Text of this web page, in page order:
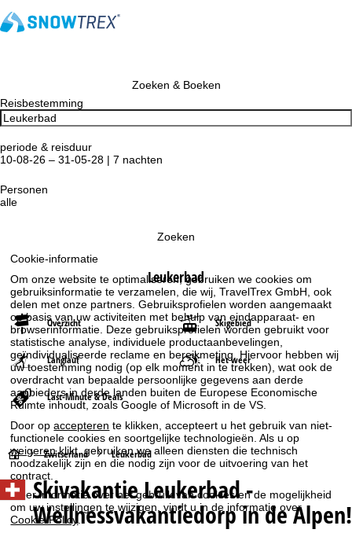
Cookie-informatie
Om onze website te optimaliseren, gebruiken we cookies om
gebruiksinformatie te verzamelen, die wij, TravelTrex GmbH, ook
delen met onze partners. Gebruiksprofielen worden aangemaakt
op basis van uw activiteiten met behulp van eindapparaat- en
browserinformatie. Deze gebruiksprofielen worden gebruikt voor
statistische analyse, individuele productaanbevelingen,
geïndividualiseerde reclame en bereikmeting. Hiervoor hebben wij
uw toestemming nodig (op elk moment in te trekken), wat ook de
overdracht van bepaalde persoonlijke gegevens aan derde
aanbieders in derde landen buiten de Europese Economische
Ruimte inhoudt, zoals Google of Microsoft in de VS.
Door opaccepteren te klikken, accepteert u het gebruik van niet-
functionele cookies en soortgelijke technologieën. Als u op
weigerenklikt, gebruiken we alleen diensten die technisch
noodzakelijk zijn en die nodig zijn voor de uitvoering van het
contract.
Meer informatie over het gebruik van cookies en de mogelijkheid
om uw instellingen te wijzigen, vindt u in de informatie over
Cookie-Policy.
Zoeken & Boeken
Reisbestemming
periode & reisduur
10-08-26 – 31-05-28 | 7 nachten
Personen
alle
Zoeken
Leukerbad
Overzicht Skigebied
Langlauf Het weer
Last-Minute & Deals
S
a
Zwitserland Leukerbad
SkivakantieLeukerbad -
Wellnessvakantiedorp in de Alpen!